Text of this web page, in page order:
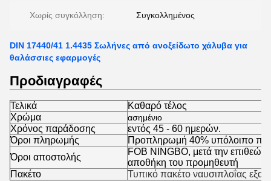
Χωρίς συγκόλληση: Συγκολλημένος
DIN 17440/41 1.4435 Σωλήνες από ανοξείδωτο χάλυβα για
θαλάσσιες εφαρμογές
Προδιαγραφές
Τελικά
Καθαρό τέλος
Χρώμα
ασημένιο
Χρόνος παράδοσης
εντός 45 - 60 ημερών.
Όροι πληρωμής
Προπληρωμή 40% υπόλοιπο
Όροι αποστολής
FOB NINGBO, μετά την
αποθήκη του προμηθευτή
Πακέτο
Τυπικό πακέτο ναυσιπλοΐας